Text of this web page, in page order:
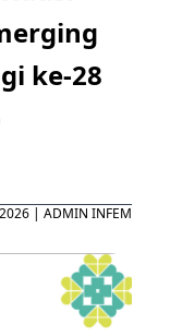
ke-28
| ADMIN INFEM